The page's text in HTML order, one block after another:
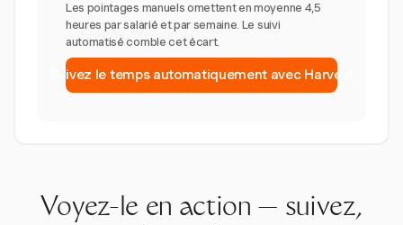
Les pointages manuels omettent en moyenne 4,5
heures par salarié et par semaine. Le suivi
automatisé comble cet écart.
Suivez le temps automatiquement avec Harvest
Voyez-le en action — suivez,